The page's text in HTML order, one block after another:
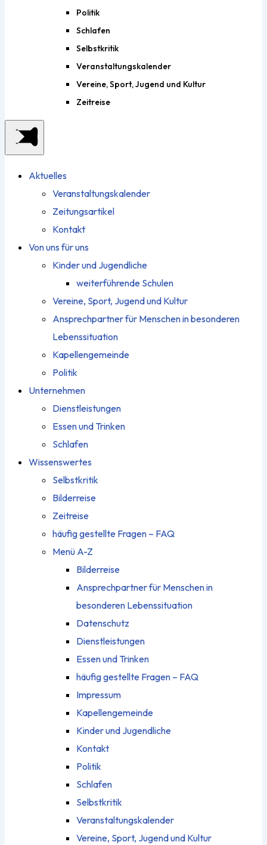
Politik
Schlafen
Selbstkritik
Veranstaltungskalender
Vereine, Sport, Jugend und Kultur
Zeitreise
Aktuelles
Veranstaltungskalender
Zeitungsartikel
Kontakt
Von uns für uns
Kinder und Jugendliche
weiterführende Schulen
Vereine, Sport, Jugend und Kultur
Ansprechpartner für Menschen in besonderen
Lebenssituation
Kapellengemeinde
Politik
Unternehmen
Dienstleistungen
Essen und Trinken
Schlafen
Wissenswertes
Selbstkritik
Bilderreise
Zeitreise
häufig gestellte Fragen – FAQ
Menü A-Z
Bilderreise
Ansprechpartner für Menschen in
besonderen Lebenssituation
Datenschutz
Dienstleistungen
Essen und Trinken
häufig gestellte Fragen – FAQ
Impressum
Kapellengemeinde
Kinder und Jugendliche
Kontakt
Politik
Schlafen
Selbstkritik
Veranstaltungskalender
Vereine, Sport, Jugend und Kultur